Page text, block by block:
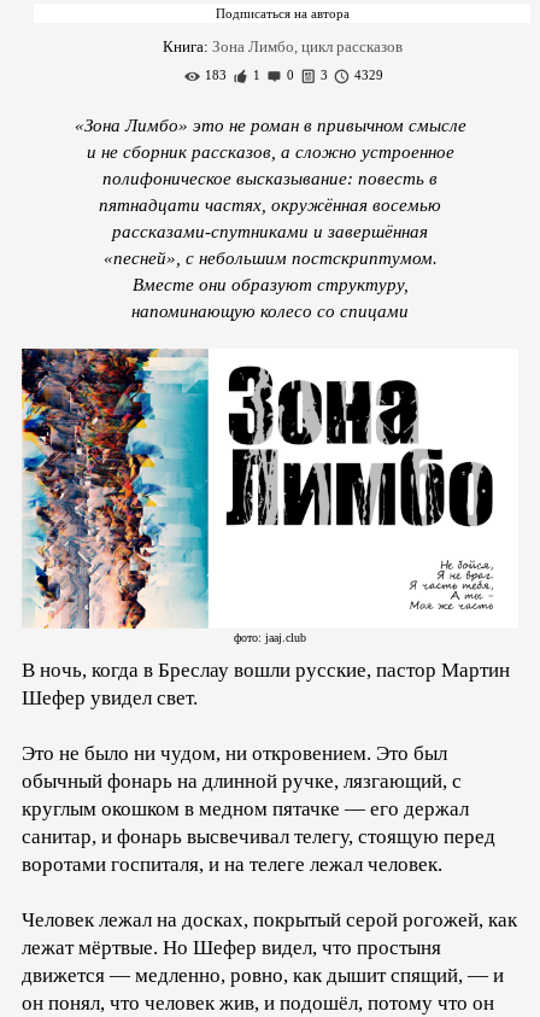
Книга: Зона Лимбо, цикл рассказов
183 1 0 3 4329
«Зона Лимбо» это не роман в привычном смысле
и не сборник рассказов, а сложно устроенное
полифоническое высказывание: повесть в
пятнадцати частях, окружённая восемью
рассказами-спутниками и завершённая
«песней», с небольшим постскриптумом.
Вместе они образуют структуру,
напоминающую колесо со спицами
фото: jaaj.club
В ночь, когда в Бреслау вошли русские, пастор Мартин
Шефер увидел свет.
Это не было ни чудом, ни откровением. Это был
обычный фонарь на длинной ручке, лязгающий, с
круглым окошком в медном пятачке — его держал
санитар, и фонарь высвечивал телегу, стоящую перед
воротами госпиталя, и на телеге лежал человек.
Человек лежал на досках, покрытый серой рогожей, как
лежат мёртвые. Но Шефер видел, что простыня
движется — медленно, ровно, как дышит спящий, — и
он понял, что человек жив, и подошёл, потому что он